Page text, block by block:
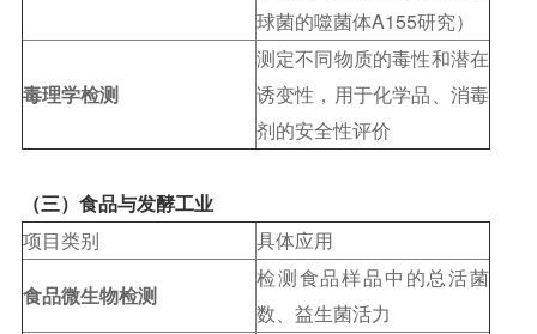
球菌的噬菌体A155研究）
毒理学检测
测定不同物质的毒性和潜在
诱变性，用于化学品、消毒
剂的安全性评价
（三）食品与发酵工业
项目类别
具体应用
食品微生物检测
检测食品样品中的总活菌
数、益生菌活力